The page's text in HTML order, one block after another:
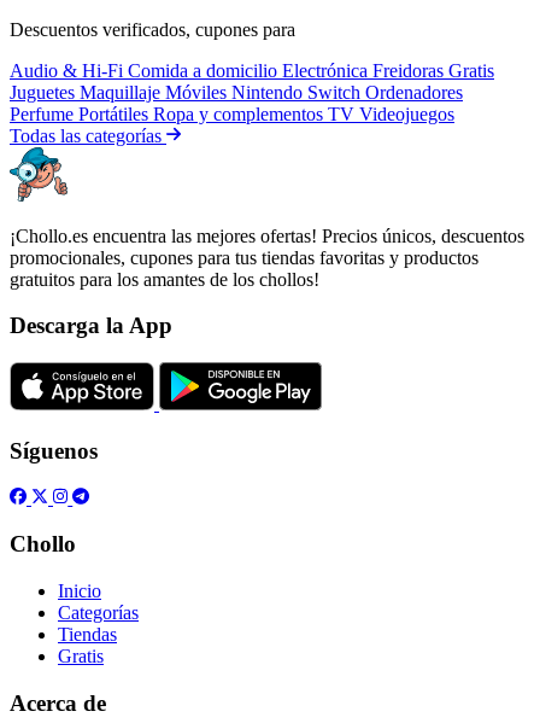
Descuentos verificados, cupones para
Audio & Hi-Fi Comida a domicilio Electrónica Freidoras Gratis
Juguetes Maquillaje Móviles Nintendo Switch Ordenadores
Perfume Portátiles Ropa y complementos TV Videojuegos
Todas las categorías
¡Chollo.es encuentra las mejores ofertas! Precios únicos, descuentos
promocionales, cupones para tus tiendas favoritas y productos
gratuitos para los amantes de los chollos!
Descarga la App
Síguenos
Chollo
Inicio
Categorías
Tiendas
Gratis
Acerca de